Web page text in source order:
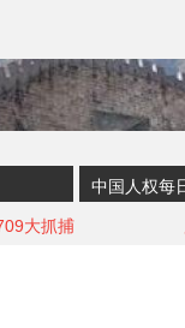
中国人权每
大抓捕